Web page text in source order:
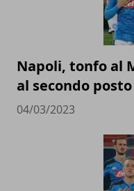
Napoli, tonfo al
al secondo posto
04/03/2023